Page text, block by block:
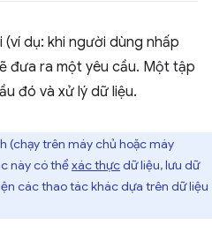
dụ: khi người dùng nhấp
đưa ra một yêu cầu. Một tập
đó và xử lý dữ liệu.
(chạy trên máy chủ hoặc máy
này có thểxác thựcdữ liệu, lưu dữ
các thao tác khác dựa trên dữ liệu